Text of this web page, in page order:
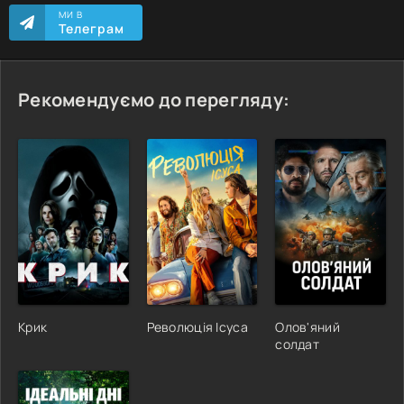
МИ В
Телеграм
Рекомендуємо до перегляду:
Крик Революція Ісуса
Олов'яний
солдат